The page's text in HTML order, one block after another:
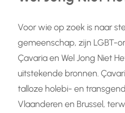
Voor wie op zoek is naar
gemeenschap, zijn LGBT-
Çavaria en Wel Jong Niet
uitstekende bronnen.
talloze holebi- en
Vlaanderen en Brussel,